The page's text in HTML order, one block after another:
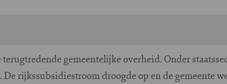
gemeentelijke overheid. Onder
rijkssubsidiestroom droogde op en de gemeente